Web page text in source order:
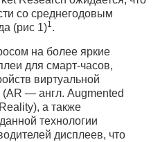
со среднегодовым
(рис 1)1.
на более яркие
для смарт-часов,
виртуальной
— англ. Augmented
а также
технологии
дисплеев, что